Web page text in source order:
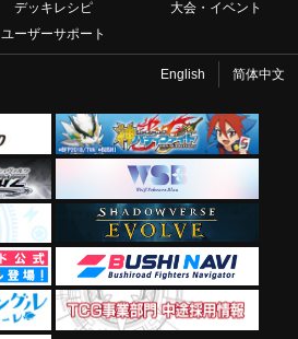
デッキレシピ
大会・イベント
ユーザーサポート
English 简体中文